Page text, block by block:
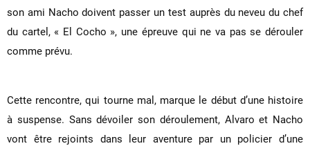
son ami Nacho doivent passer un test auprès du neveu du chef
du cartel, « El Cocho », une épreuve qui ne va pas se dérouler
comme prévu.
Cette rencontre, qui tourne mal, marque le début d’une histoire
à suspense. Sans dévoiler son déroulement, Alvaro et Nacho
vont être rejoints dans leur aventure par un policier d’une